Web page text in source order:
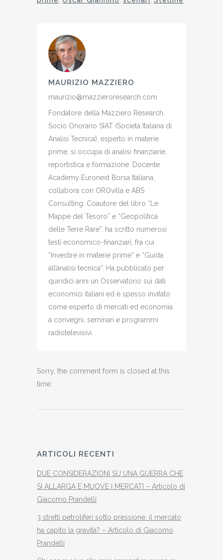
MAURIZIO MAZZIERO
maurizio@mazzieroresearch.com
Fondatore della Mazziero Research,
Socio Onorario SIAT (Società Italiana di
Analisi Tecnica), esperto in materie
prime, si occupa di analisi finanziarie,
reportistica e formazione. Docente
Academy Euronext Borsa Italiana,
collabora con OROvilla e ABS
Consulting. Coautore del libro “Le
Mappe del Tesoro” e “Geopolitica
delle Terre Rare”, ha scritto numerosi
testi economico-finanziari, fra cui
“Investire in materie prime” e “Guida
all’analisi tecnica”. Ha pubblicato per
quindici anni un Osservatorio sui dati
economici italiani ed è spesso invitato
come esperto di mercati ed economia
a convegni, seminari e programmi
radiotelevisivi.
Sorry, the comment form is closed at this
time.
ARTICOLI RECENTI
DUE CONSIDERAZIONI SU UNA GUERRA CHE
SI ALLARGA E MUOVE I MERCATI – Articolo di
Giacomo Prandelli
3 stretti petroliferi sotto pressione: il mercato
ha capito la gravità? – Articolo di Giacomo
Prandelli